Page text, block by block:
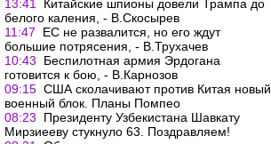
13:41
Китайские шпионы довели Трампа до
белого каления, - В.Скосырев
11:47
ЕС не развалится, но его ждут
большие потрясения, - В.Трухачев
10:43
Беспилотная армия Эрдогана
готовится к бою, - В.Карнозов
09:15 США сколачивают против Китая новый
военный блок. Планы Помпео
08:23
Президенту Узбекистана Шавкату
Мирзиееву стукнуло 63. Поздравляем!